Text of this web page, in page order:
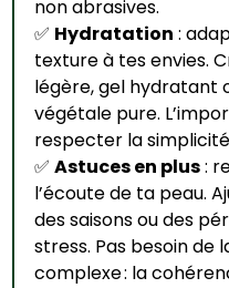
non abrasives.
✅ Hydratation :
texture à tes envies.
légère, gel hydratant
végétale pure.
respecter la
✅ Astuces en plus :
l’écoute de ta peau.
des saisons ou des
stress. Pas besoin de
complexe : la